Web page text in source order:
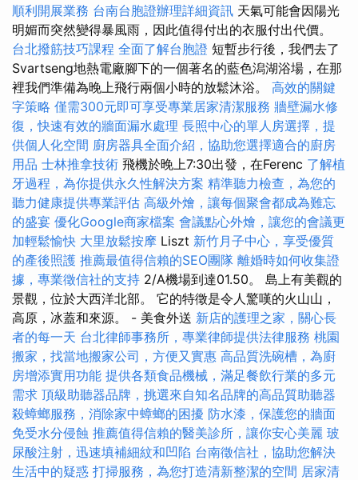
順利開展業務 台南台胞證辦理詳細資訊 天氣可能會因陽光
明媚而突然變得暴風雨，因此值得付出的衣服付出代價。
台北撥筋技巧課程 全面了解台胞證 短暫步行後，我們去了
Svartseng地熱電廠腳下的一個著名的藍色潟湖浴場，在那
裡我們準備為晚上飛行兩個小時的放鬆沐浴。 高效的關鍵
字策略 僅需300元即可享受專業居家清潔服務 牆壁漏水修
復，快速有效的牆面漏水處理 長照中心的單人房選擇，提
供個人化空間 廚房器具全面介紹，協助您選擇適合的廚房
用品 士林推拿技術 飛機於晚上7:30出發，在Ferenc 了解植
牙過程，為你提供永久性解決方案 精準聽力檢查，為您的
聽力健康提供專業評估 高級外燴，讓每個聚會都成為難忘
的盛宴 優化Google商家檔案 會議點心外燴，讓您的會議更
加輕鬆愉快 大里放鬆按摩 Liszt 新竹月子中心，享受優質
的產後照護 推薦最值得信賴的SEO團隊 離婚時如何收集證
據，專業徵信社的支持 2/A機場到達01.50。 島上有美觀的
景觀，位於大西洋北部。 它的特徵是令人驚嘆的火山山，
高原，冰蓋和來源。 - 美食外送 新店的護理之家，關心長
者的每一天 台北律師事務所，專業律師提供法律服務 桃園
搬家，找當地搬家公司，方便又實惠 高品質洗碗槽，為廚
房增添實用功能 提供各類食品機械，滿足餐飲行業的多元
需求 頂級助聽器品牌，挑選來自知名品牌的高品質助聽器
殺蟑螂服務，消除家中蟑螂的困擾 防水漆，保護您的牆面
免受水分侵蝕 推薦值得信賴的醫美診所，讓你安心美麗 玻
尿酸注射，迅速填補細紋和凹陷 台南徵信社，協助您解決
生活中的疑惑 打掃服務，為您打造清新整潔的空間 居家清